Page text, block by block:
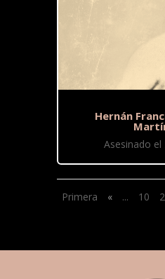
Hernán
Asesinado
Primera « ... 10